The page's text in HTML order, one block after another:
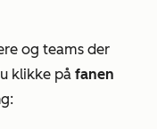
og teams der
klikke på fanen